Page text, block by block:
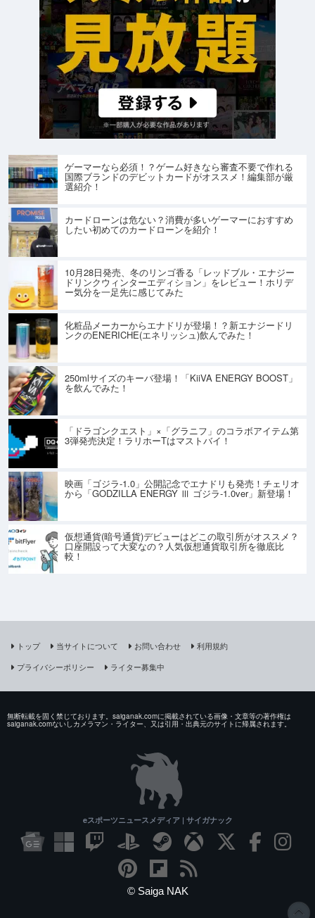
ゲーマーなら必須！？ゲーム好きなら審査不要で作れる
国際ブランドのデビットカードがオススメ！編集部が厳
選紹介！
カードローンは危ない？消費が多いゲーマーにおすすめ
したい初めてのカードローンを紹介！
10月28日発売、冬のリンゴ香る「レッドブル・エナジー
ドリンクウィンターエディション」をレビュー！ホリデ
ー気分を一足先に感じてみた
化粧品メーカーからエナドリが登場！？新エナジードリ
ンクのENERICHE(エネリッシュ)飲んでみた！
250mlサイズのキーバ登場！「KiiVA ENERGY BOOST」
を飲んでみた！
「ドラゴンクエスト」×「グラニフ」のコラボアイテム第
3弾発売決定！ラリホーTはマストバイ！
映画「ゴジラ-1.0」公開記念でエナドリも発売！チェリオ
から「GODZILLA ENERGY Ⅲ ゴジラ-1.0ver」新登場！
仮想通貨(暗号通貨)デビューはどこの取引所がオススメ？
口座開設って大変なの？人気仮想通貨取引所を徹底比
較！
トップ 当サイトについて お問い合わせ
利用規約
プライバシーポリシー
ライター募集中
無断転載を固く禁じております。saiganak.comに掲載されている画像・文章等の著作権は
saiganak.comないしカメラマン・ライター、又は引用・出典元のサイトに帰属されます。
eスポーツニュースメディア | サイガナック
© Saiga NAK